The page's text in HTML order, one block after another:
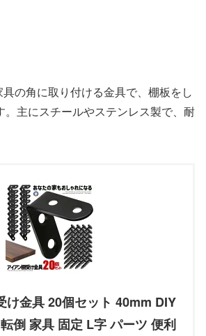
の角に取り付ける金具で、棚板をし
。主にスチールやステンレス製で、耐
け金具 20個セット 40mm DIY
倒 家具 固定 L字 パーツ 便利